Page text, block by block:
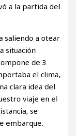
a la partida del
saliendo a otear
situación
de 3
el clima,
clara idea del
viaje en el
se
embarque.